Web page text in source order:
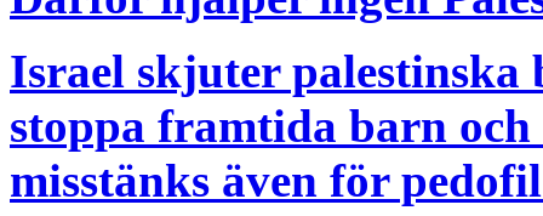
Israel skjuter
stoppa framtida barn
misstänks även för